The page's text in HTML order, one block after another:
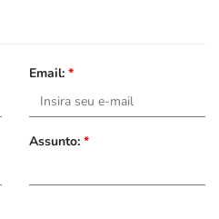
Email: *
Assunto: *